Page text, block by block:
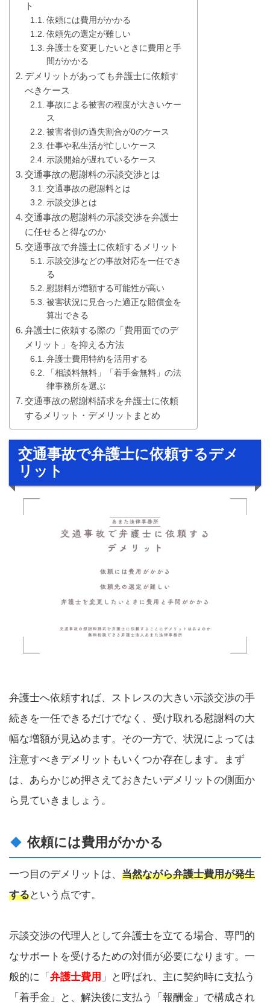
ト
依頼には費用がかかる
依頼先の選定が難しい
弁護士を変更したいときに費用と手
間がかかる
デメリットがあっても弁護士に依頼す
べきケース
事故による被害の程度が大きいケー
ス
被害者側の過失割合が0のケース
仕事や私生活が忙しいケース
示談開始が遅れているケース
交通事故の慰謝料の示談交渉とは
交通事故の慰謝料とは
示談交渉とは
交通事故の慰謝料の示談交渉を弁護士
に任せると得なのか
交通事故で弁護士に依頼するメリット
示談交渉などの事故対応を一任でき
る
慰謝料が増額する可能性が高い
被害状況に見合った適正な賠償金を
算出できる
弁護士に依頼する際の「費用面でのデ
メリット」を抑える方法
弁護士費用特約を活用する
「相談料無料」「着手金無料」の法
律事務所を選ぶ
交通事故の慰謝料請求を弁護士に依頼
するメリット・デメリットまとめ
交通事故で弁護士に依頼するデメ
リット
弁護士へ依頼すれば、ストレスの大きい示談交渉の手
続きを一任できるだけでなく、受け取れる慰謝料の大
幅な増額が見込めます。その一方で、状況によっては
注意すべきデメリットもいくつか存在します。まず
は、あらかじめ押さえておきたいデメリットの側面か
ら見ていきましょう。
依頼には費用がかかる
一つ目のデメリットは、 当然ながら弁護士費用が発生
するという点です。
示談交渉の代理人として弁護士を立てる場合、専門的
なサポートを受けるための対価が必要になります。一
般的に「 弁護士費用 」と呼ばれ、主に契約時に支払う
「着手金」と、解決後に支払う「報酬金」で構成され